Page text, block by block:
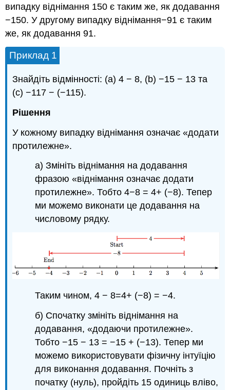
випадку віднімання 150 є таким же, як додавання
−150. У другому випадку віднімання−91 є таким
же, як додавання 91.
Приклад 1
Знайдіть відмінності: (a) 4 − 8, (b) −15 − 13 та
(c) −117 − (−115).
Рішення
У кожному випадку віднімання означає «додати
протилежне».
а) Змініть віднімання на додавання
фразою «віднімання означає додати
протилежне». Тобто 4−8 = 4+ (−8). Тепер
ми можемо виконати це додавання на
числовому рядку.
Таким чином, 4 − 8=4+ (−8) = −4.
б) Спочатку змініть віднімання на
додавання, «додаючи протилежне».
Тобто −15 − 13 = −15 + (−13). Тепер ми
можемо використовувати фізичну інтуїцію
для виконання додавання. Почніть з
початку (нуль), пройдіть 15 одиниць вліво,